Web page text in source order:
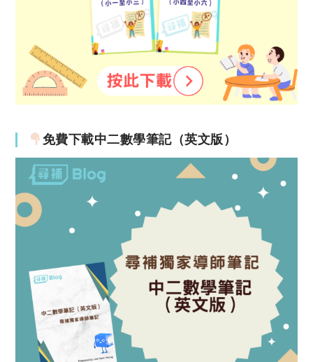
免費下載中二數學筆記（英文版）